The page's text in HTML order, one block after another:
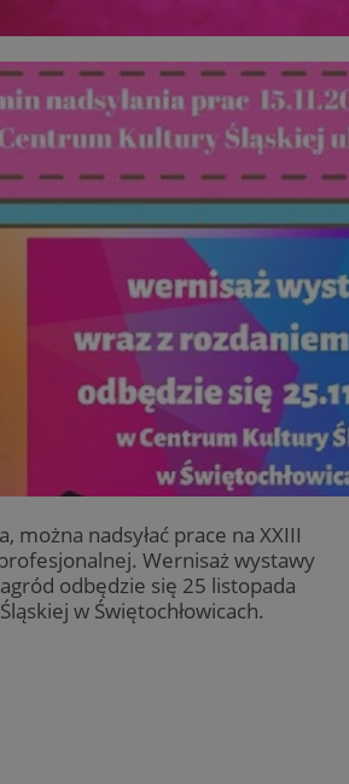
można nadsyłać prace na XXIII
Wernisaż wystawy
odbędzie się 25 listopada
w Świętochłowicach.